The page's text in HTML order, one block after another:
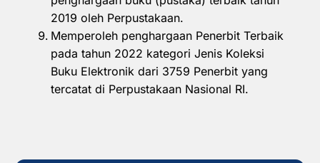
2019 oleh Perpustakaan.
Memperoleh penghargaan Penerbit Terbaik
pada tahun 2022 kategori Jenis Koleksi
Buku Elektronik dari 3759 Penerbit yang
tercatat di Perpustakaan Nasional RI.